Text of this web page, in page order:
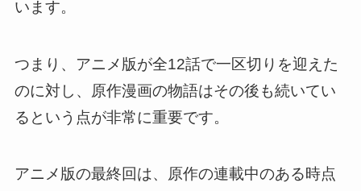
います。
つまり、アニメ版が全12話で一区切りを迎えた
のに対し、原作漫画の物語はその後も続いてい
るという点が非常に重要です。
アニメ版の最終回は、原作の連載中のある時点